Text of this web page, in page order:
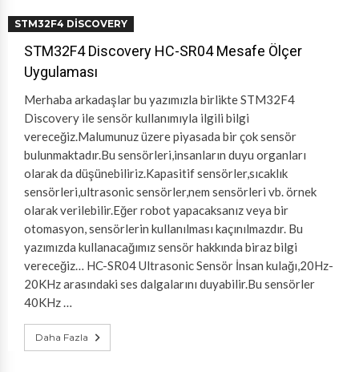
STM32F4 DISCOVERY
STM32F4 Discovery HC-SR04 Mesafe Ölçer
Uygulaması
Merhaba arkadaşlar bu yazımızla birlikte STM32F4
Discovery ile sensör kullanımıyla ilgili bilgi
vereceğiz.Malumunuz üzere piyasada bir çok sensör
bulunmaktadır.Bu sensörleri,insanların duyu organları
olarak da düşünebiliriz.Kapasitif sensörler,sıcaklık
sensörleri,ultrasonic sensörler,nem sensörleri vb. örnek
olarak verilebilir.Eğer robot yapacaksanız veya bir
otomasyon, sensörlerin kullanılması kaçınılmazdır. Bu
yazımızda kullanacağımız sensör hakkında biraz bilgi
vereceğiz… HC-SR04 Ultrasonic Sensör İnsan kulağı,20Hz-
20KHz arasındaki ses dalgalarını duyabilir.Bu sensörler
40KHz …
Daha Fazla